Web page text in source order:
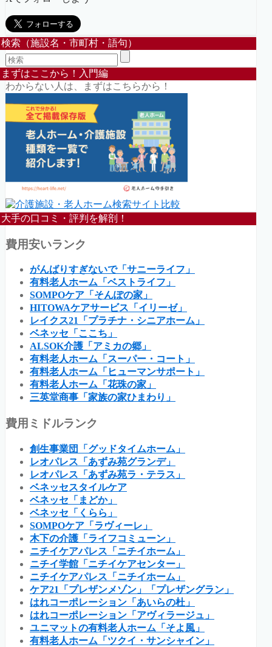
検索（施設名・市町村・語句）
まずはここから！入門編
わからない人は、まずはこちらから！
大手の口コミ・評判を解剖！
費用安いランク
がんばりすぎないで「サニーライフ」
有料老人ホーム「ベストライフ」
SOMPOケア「そんぽの家」
HITOWAケアサービス「イリーゼ」
レイクス21「プラチナ・シニアホーム」
ベネッセ「ここち」
ALSOK介護「アミカの郷」
有料老人ホーム「スーパー・コート」
有料老人ホーム「ヒューマンサポート」
有料老人ホーム「花珠の家」
三英堂商事「家族の家ひまわり」
費用ミドルランク
創生事業団「グッドタイムホーム」
レオパレス「あずみ苑グランデ」
レオパレス「あずみ苑ラ・テラス」
ベネッセスタイルケア
ベネッセ「まどか」
ベネッセ「くらら」
SOMPOケア「ラヴィーレ」
木下の介護「ライフコミューン」
ニチイケアパレス「ニチイホーム」
ニチイ学館「ニチイケアセンター」
ニチイケアパレス「ニチイホーム」
ケア21「プレザンメゾン」「プレザングラン」
はれコーポレーション「あいらの杜」
はれコーポレーション「アヴィラージュ」
ユニマットの有料老人ホーム「そよ風」
有料老人ホーム「ツクイ・サンシャイン」